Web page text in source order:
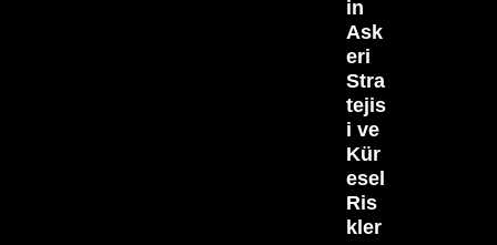
in
Ask
eri
Stra
tejis
i ve
Kür
esel
Ris
kler